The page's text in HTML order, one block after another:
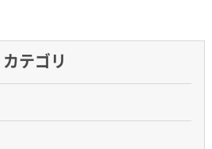
カテゴリ